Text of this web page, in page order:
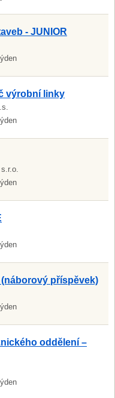
- JUNIOR
výrobní linky
příspěvek)
oddělení –